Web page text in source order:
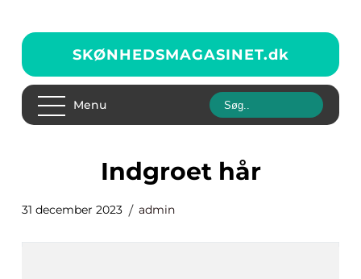
SKØNHEDSMAGASINET.dk
Menu
indgroet hår
31 december 2023 admin